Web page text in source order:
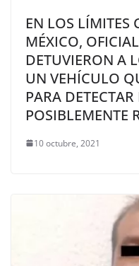
EN LOS LÍMITES
MÉXICO,
DETUVIERON A
UN VEHÍCULO
PARA
POSIBLEMENTE
10 octubre, 2021